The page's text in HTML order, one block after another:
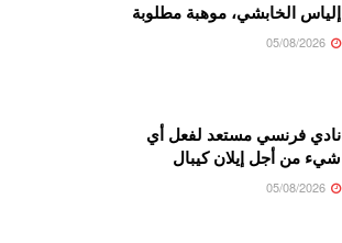
إلياس الخابشي، موهبة مطلوبة
نادي فرنسي مستعد لفعل أي
شيء من أجل إيلان كيبال